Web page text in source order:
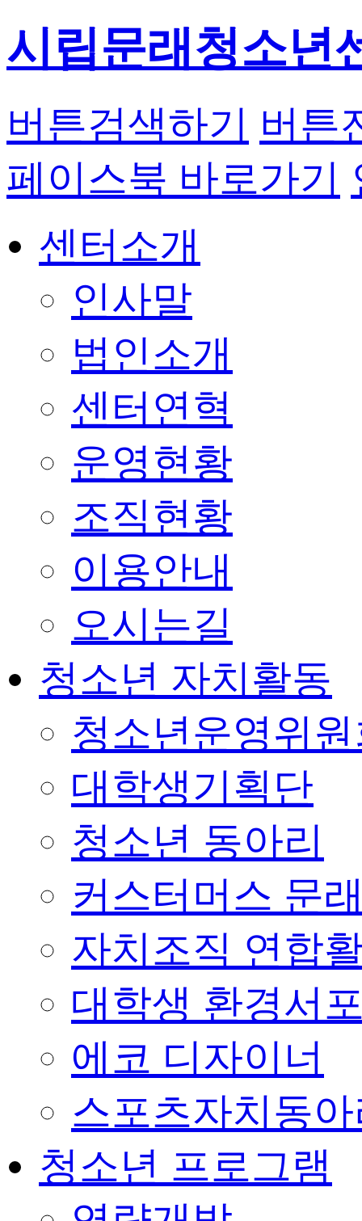
시립문래청소년
버튼검색하기 버튼
페이스북 바로가기
센터소개
인사말
법인소개
센터연혁
운영현황
조직현황
이용안내
오시는길
청소년 자치활동
청소년운영위
대학생기획단
청소년 동아리
커스터머스 문
자치조직 연합
대학생 환경서
에코 디자이너
스포츠자치동
청소년 프로그램